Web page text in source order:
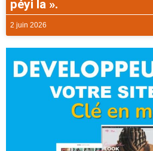
péyi la ».
2 juin 2026